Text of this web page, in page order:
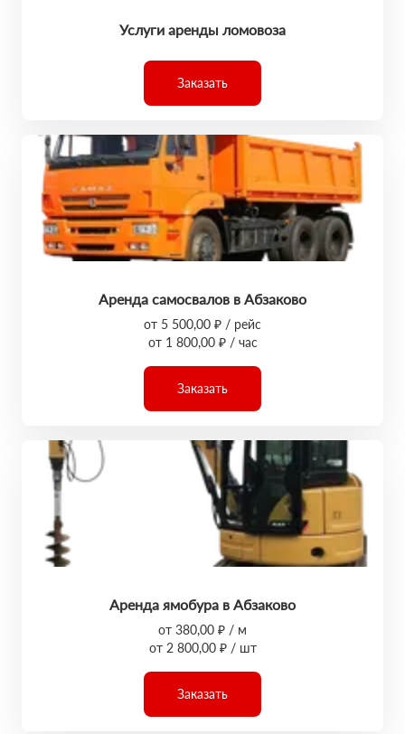
Услуги аренды ломовоза
Заказать
Аренда самосвалов в Абзаково
от 5 500,00 ₽ / рейс
от 1 800,00 ₽ / час
Заказать
Аренда ямобура в Абзаково
от 380,00 ₽ / м
от 2 800,00 ₽ / шт
Заказать